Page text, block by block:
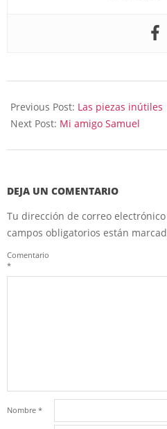
12-
19
Previous Post: Las piezas inútiles
Next Post: Mi amigo Samuel
DEJA UN COMENTARIO
Tu dirección de correo
campos obligatorios están
Comentario
*
Nombre *